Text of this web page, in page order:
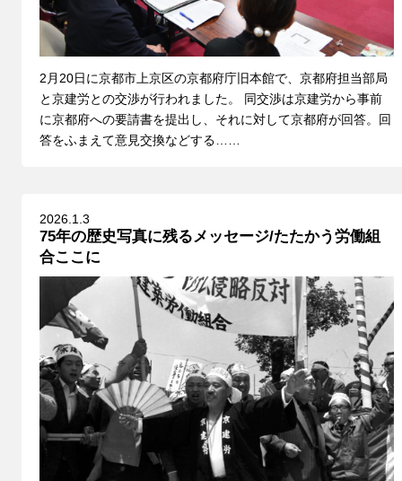
2月20日に京都市上京区の京都府庁旧本館で、京都府担当部局
と京建労との交渉が行われました。 同交渉は京建労から事前
に京都府への要請書を提出し、それに対して京都府が回答。回
答をふまえて意見交換などする……
2026.1.3
75年の歴史写真に残るメッセージ/たたかう労働組
合ここに